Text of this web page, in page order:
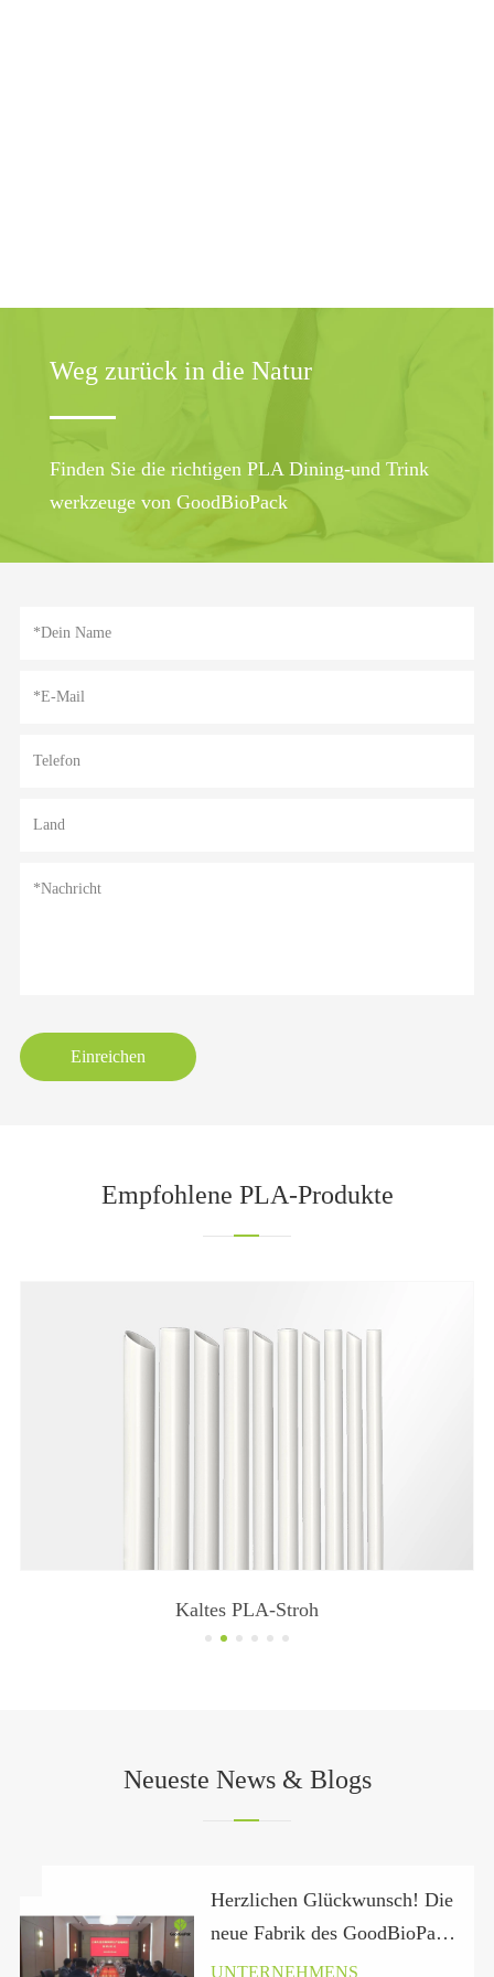
Weg zurück in die Natur
Finden Sie die richtigen PLA Dining-und Trink
werkzeuge von GoodBioPack
Einreichen
Empfohlene PLA-Produkte
Kaltes PLA-Stroh
Neueste News & Blogs
Herzlichen Glückwunsch! Die
neue Fabrik des GoodBioPak
in der Provinz Hubei hat
UNTERNEHMENS